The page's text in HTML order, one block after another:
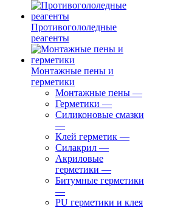
Противогололедные
реагенты
Монтажные пены и
герметики
Монтажные пены —
Герметики —
Силиконовые смазки
—
Клей герметик —
Силакрил —
Акриловые
герметики —
Битумные герметики
—
PU герметики и клея